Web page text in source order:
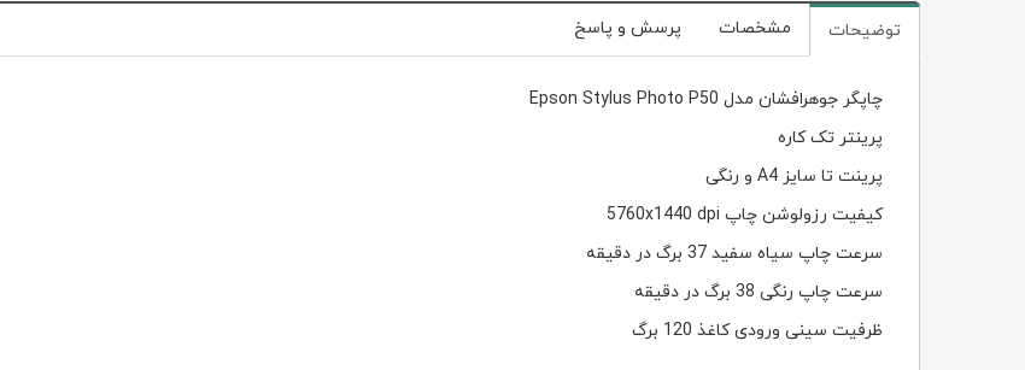
توضیحات مشخصات پرسش و پاسخ
چاپگر جوهرافشان مدل Epson Stylus Photo P50
پرینتر تک کاره
پرینت تا سایز A4 و رنگی
کیفیت رزولوشن چاپ 5760x1440 dpi
سرعت چاپ سیاه سفید 37 برگ در دقیقه
سرعت چاپ رنگی 38 برگ در دقیقه
ظرفیت سینی ورودی کاغذ 120 برگ